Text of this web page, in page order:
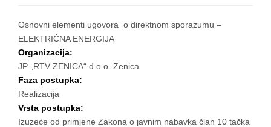
Osnovni elementi ugovora o direktnom sporazumu –
ELEKTRIČNA ENERGIJA
Organizacija:
JP „RTV ZENICA“ d.o.o. Zenica
Faza postupka:
Realizacija
Vrsta postupka:
Izuzeće od primjene Zakona o javnim nabavka član 10 tačka